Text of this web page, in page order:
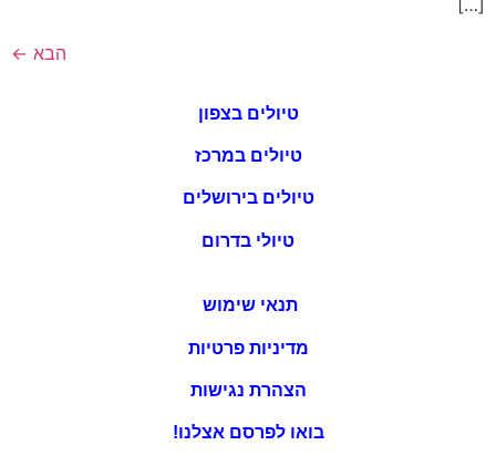
הבא ←
טיולים בצפון
טיולים במרכז
טיולים בירושלים
טיולי בדרום
תנאי שימוש
מדיניות פרטיות
הצהרת נגישות
בואו לפרסם אצלנו!